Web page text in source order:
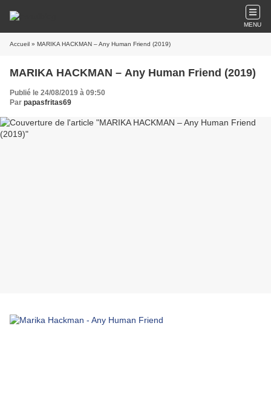
MENU
Accueil » MARIKA HACKMAN – Any Human Friend (2019)
MARIKA HACKMAN – Any Human Friend (2019)
Publié le 24/08/2019 à 09:50
Par papasfritas69